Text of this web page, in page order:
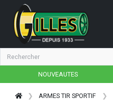
NOUVEAUTES
ARMES TIR SPORTIF